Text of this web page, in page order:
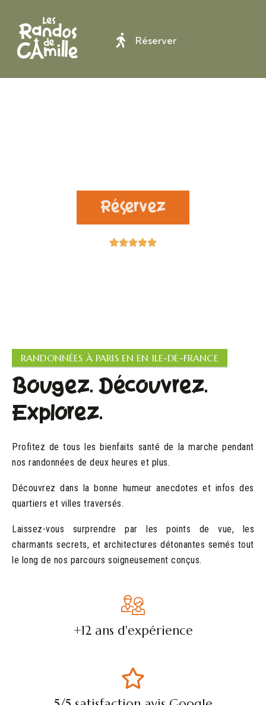
Réserver
Réservez
RANDONNÉES À PARIS EN EN ILE-DE-FRANCE
Bougez. Découvrez.
Explorez.
Profitez de tous les bienfaits santé de la marche pendant
nos randonnées de deux heures et plus.
Découvrez dans la bonne humeur anecdotes et infos des
quartiers et villes traversés.
Laissez-vous surprendre par les points de vue, les
charmants secrets, et architectures détonantes semés tout
le long de nos parcours soigneusement conçus.
+12 ans d'expérience